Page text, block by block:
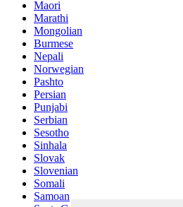
Maori
Marathi
Mongolian
Burmese
Nepali
Norwegian
Pashto
Persian
Punjabi
Serbian
Sesotho
Sinhala
Slovak
Slovenian
Somali
Samoan